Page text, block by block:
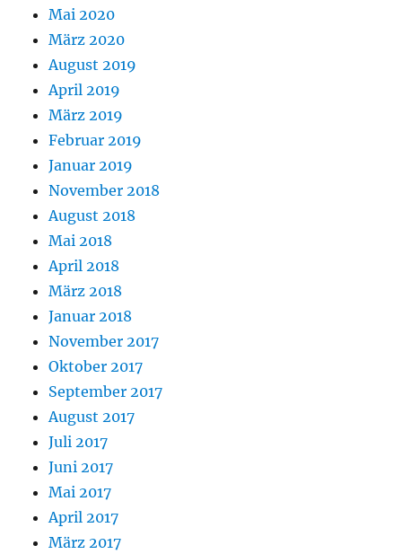
Mai 2020
März 2020
August 2019
April 2019
März 2019
Februar 2019
Januar 2019
November 2018
August 2018
Mai 2018
April 2018
März 2018
Januar 2018
November 2017
Oktober 2017
September 2017
August 2017
Juli 2017
Juni 2017
Mai 2017
April 2017
März 2017